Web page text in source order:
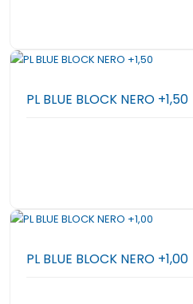
PL BLUE BLOCK NERO +1,50
PL BLUE BLOCK NERO +1,00